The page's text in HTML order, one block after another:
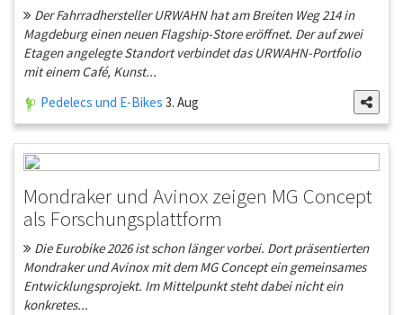
Der Fahrradhersteller URWAHN hat am Breiten Weg 214 in
Magdeburg einen neuen Flagship-Store eröffnet. Der auf zwei
Etagen angelegte Standort verbindet das URWAHN-Portfolio
mit einem Café, Kunst...
Pedelecs und E-Bikes 3. Aug
Mondraker und Avinox zeigen MG Concept
als Forschungsplattform
Die Eurobike 2026 ist schon länger vorbei. Dort präsentierten
Mondraker und Avinox mit dem MG Concept ein gemeinsames
Entwicklungsprojekt. Im Mittelpunkt steht dabei nicht ein
konkretes...